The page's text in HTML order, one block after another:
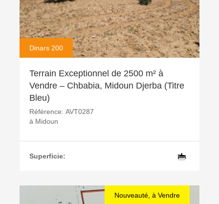
Dinars 200
Terrain Exceptionnel de 2500 m² à
Vendre – Chbabia, Midoun Djerba (Titre
Bleu)
Référence: AVT0287
à Midoun
Superficie:
Nouveauté, à Vendre